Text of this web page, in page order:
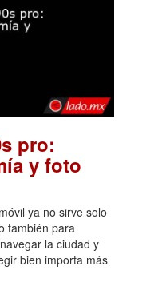
pro:
y foto
ya no sirve solo
también para
la ciudad y
bien importa más